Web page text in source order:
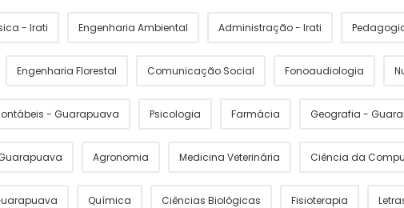
- Irati Engenharia Ambiental Administração - Irati
Engenharia Florestal Comunicação Social Fonoaudiologia
- Guarapuava Psicologia Farmácia Geografia -
Agronomia Medicina Veterinária Ciência da
Química Ciências Biológicas Fisioterapia